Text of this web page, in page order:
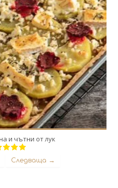
6
6
20 Min
и чътни от лук
Следваща →